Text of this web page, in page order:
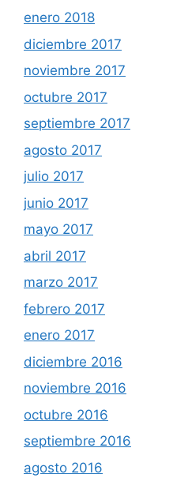
enero 2018
diciembre 2017
noviembre 2017
octubre 2017
septiembre 2017
agosto 2017
julio 2017
junio 2017
mayo 2017
abril 2017
marzo 2017
febrero 2017
enero 2017
diciembre 2016
noviembre 2016
octubre 2016
septiembre 2016
agosto 2016